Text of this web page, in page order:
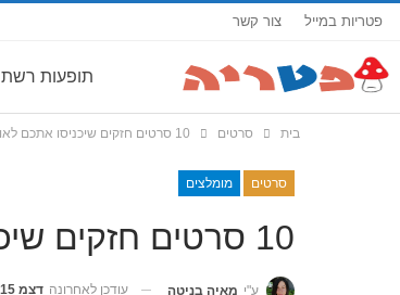
פטריות במייל צור קשר
תופעות רשת
בית סרטים 10 סרטים חזקים שיכניסו אתכם לאווירת סוף העולם
סרטים מומלצים
10 סרטים חזקים שיכניסו אתכם לאווירת סוף העולם
ע"י מאיה בניטה עודכן לאחרונה דצמ 15, 2022